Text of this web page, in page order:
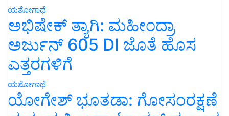
ಯಶೋಗಾಥೆ
ಅಭಿಷೇಕ್ ತ್ಯಾಗಿ: ಮಹೀಂದ್ರಾ
ಅರ್ಜುನ್ 605 DI ಜೊತೆ ಹೊಸ
ಎತ್ತರಗಳಿಗೆ
ಯಶೋಗಾಥೆ
ಯೋಗೇಶ್ ಭೂತಡಾ: ಗೋಸಂರಕ್ಷಣೆ